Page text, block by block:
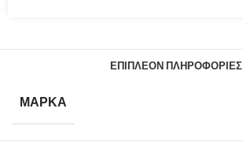
ΕΠΙΠΛΈΟΝ ΠΛΗΡΟΦΟΡΊΕΣ
ΜΆΡΚΑ